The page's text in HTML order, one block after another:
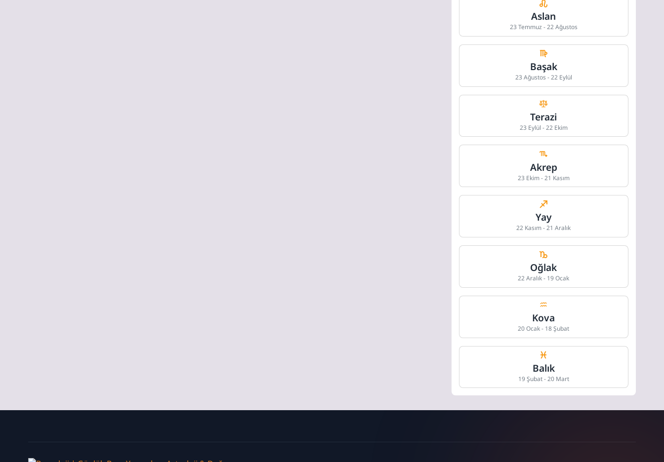
Aslan
23 Temmuz - 22 Ağustos
Başak
23 Ağustos - 22 Eylül
Terazi
23 Eylül - 22 Ekim
Akrep
23 Ekim - 21 Kasım
Yay
22 Kasım - 21 Aralık
Oğlak
22 Aralık - 19 Ocak
Kova
20 Ocak - 18 Şubat
Balık
19 Şubat - 20 Mart